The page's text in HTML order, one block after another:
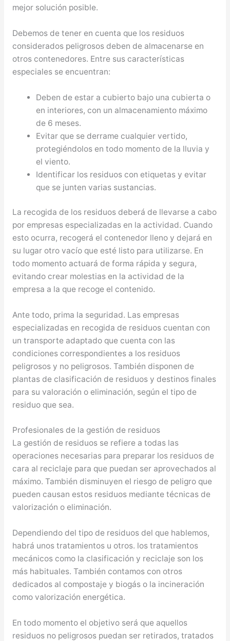
mejor solución posible.
Debemos de tener en cuenta que los residuos
considerados peligrosos deben de almacenarse en
otros contenedores. Entre sus características
especiales se encuentran:
Deben de estar a cubierto bajo una cubierta o
en interiores, con un almacenamiento máximo
de 6 meses.
Evitar que se derrame cualquier vertido,
protegiéndolos en todo momento de la lluvia y
el viento.
Identificar los residuos con etiquetas y evitar
que se junten varias sustancias.
La recogida de los residuos deberá de llevarse a cabo
por empresas especializadas en la actividad. Cuando
esto ocurra, recogerá el contenedor lleno y dejará en
su lugar otro vacío que esté listo para utilizarse. En
todo momento actuará de forma rápida y segura,
evitando crear molestias en la actividad de la
empresa a la que recoge el contenido.
Ante todo, prima la seguridad. Las empresas
especializadas en recogida de residuos cuentan con
un transporte adaptado que cuenta con las
condiciones correspondientes a los residuos
peligrosos y no peligrosos. También disponen de
plantas de clasificación de residuos y destinos finales
para su valoración o eliminación, según el tipo de
residuo que sea.
Profesionales de la gestión de residuos
La gestión de residuos se refiere a todas las
operaciones necesarias para preparar los residuos de
cara al reciclaje para que puedan ser aprovechados al
máximo. También disminuyen el riesgo de peligro que
pueden causan estos residuos mediante técnicas de
valorización o eliminación.
Dependiendo del tipo de residuos del que hablemos,
habrá unos tratamientos u otros. los tratamientos
mecánicos como la clasificación y reciclaje son los
más habituales. También contamos con otros
dedicados al compostaje y biogás o la incineración
como valorización energética.
En todo momento el objetivo será que aquellos
residuos no peligrosos puedan ser retirados, tratados